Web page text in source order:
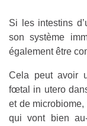
Si les intestins
son système
également être
Cela peut avoir
fœtal in utero
et de
qui vont bien